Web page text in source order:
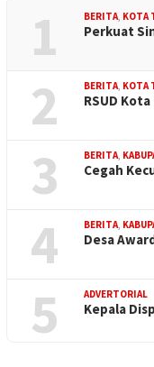
1 BERITA KOTA
Perkuat
2 BERITA KOTA
RSUD
3 BERITA
Cegah
4 BERITA
Desa
5 ADVERTORIAL
Kepala